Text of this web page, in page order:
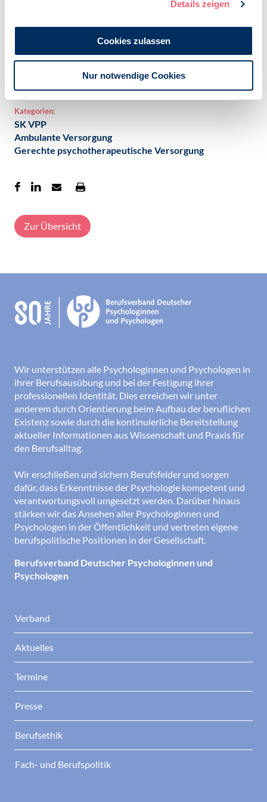
Details zeigen
Cookies zulassen
Nur notwendige Cookies
BDP organisiert sind. Er vereint angestellte und beamtete sowie
BDP-Pressemitteilung Nr. 11/11 vom 17. Juni 2011
24.06.2011
Kategorien:
SK VPP
Ambulante Versorgung
Gerechte psychotherapeutische Versorgung
Zur Übersicht
Wir unterstützen alle Psychologinnen und Psychologen in
ihrer Berufsausübung und bei der Festigung ihrer
professionellen Identität. Dies erreichen wir unter
anderem durch Orientierung beim Aufbau der beruflichen
Existenz sowie durch die kontinuierliche Bereitstellung
aktueller Informationen aus Wissenschaft und Praxis für
den Berufsalltag.
Wir erschließen und sichern Berufsfelder und sorgen
dafür, dass Erkenntnisse der Psychologie kompetent und
verantwortungsvoll umgesetzt werden. Darüber hinaus
stärken wir das Ansehen aller Psychologinnen und
Psychologen in der Öffentlichkeit und vertreten eigene
berufspolitische Positionen in der Gesellschaft.
Berufsverband Deutscher Psychologinnen und
Psychologen
Verband
Aktuelles
Termine
Presse
Berufsethik
Fach- und Berufspolitik